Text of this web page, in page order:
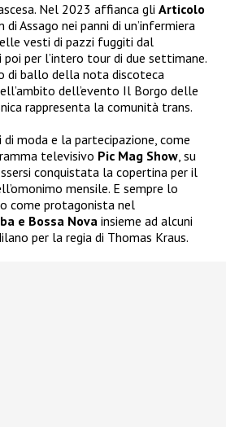
Nel 2023 affianca gli Articolo
Assago nei panni di un’infermiera
vesti di pazzi fuggiti dal
poi per l’intero tour di due settimane.
di ballo della nota discoteca
dell’evento Il Borgo delle
rappresenta la comunità trans.
moda e la partecipazione, come
televisivo Pic Mag Show, su
conquistata la copertina per il
mensile. E sempre lo
come protagonista nel
e Bossa Nova insieme ad alcuni
per la regia di Thomas Kraus.